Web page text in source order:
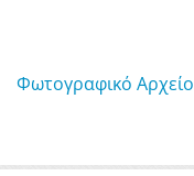
Φωτογραφικό Αρχείο